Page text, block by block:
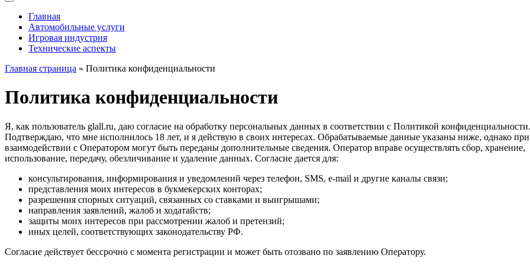
Главная
Автомобильные услуги
Игровая индустрия
Технические аспекты
Главная страница » Политика конфиденциальности
Политика конфиденциальности
Я, как пользователь glall.ru, даю согласие на обработку персональных данных в соответствии с Политикой конфиденциальности.
Подтверждаю, что мне исполнилось 18 лет, и я действую в своих интересах. Обрабатываемые данные указаны ниже, однако при
взаимодействии с Оператором могут быть переданы дополнительные сведения. Оператор вправе осуществлять сбор, хранение,
использование, передачу, обезличивание и удаление данных. Согласие дается для:
консультирования, информирования и уведомлений через телефон, SMS, e-mail и другие каналы связи;
представления моих интересов в букмекерских конторах;
разрешения спорных ситуаций, связанных со ставками и выигрышами;
направления заявлений, жалоб и ходатайств;
защиты моих интересов при рассмотрении жалоб и претензий;
иных целей, соответствующих законодательству РФ.
Согласие действует бессрочно с момента регистрации и может быть отозвано по заявлению Оператору.